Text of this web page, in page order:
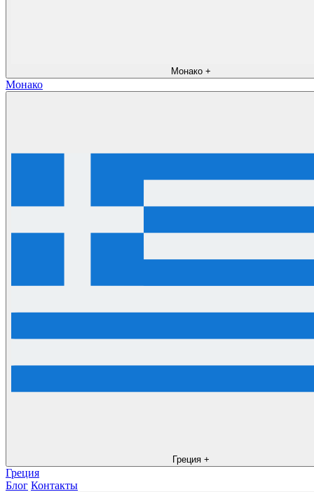
Монако +
Монако
Греция +
Греция
Блог Контакты